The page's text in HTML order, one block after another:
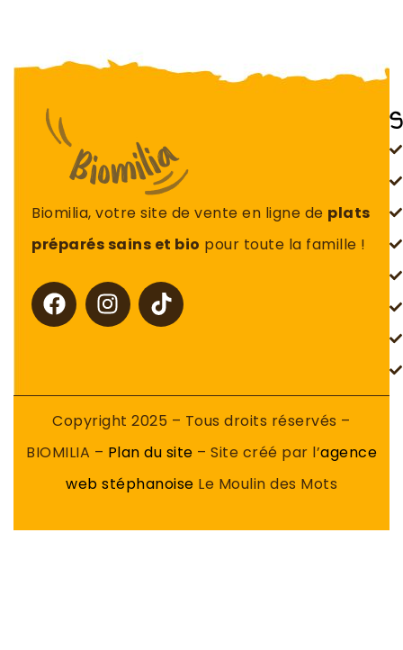
Biomilia, votre site de vente en ligne de plats
préparés sains et bio pour toute la famille !
Copyright 2025 – Tous droits réservés –
BIOMILIA – Plan du site – Site créé par l’agence
web stéphanoise Le Moulin des Mots